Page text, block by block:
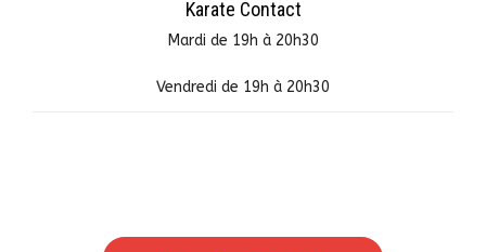
Karate Contact
Mardi de 19h à 20h30
Vendredi de 19h à 20h30